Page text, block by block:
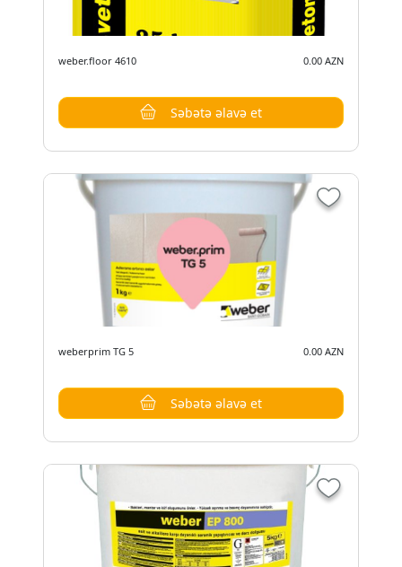
weber.floor 4610 0.00 AZN
Səbətə əlavə et
weberprim TG 5 0.00 AZN
Səbətə əlavə et